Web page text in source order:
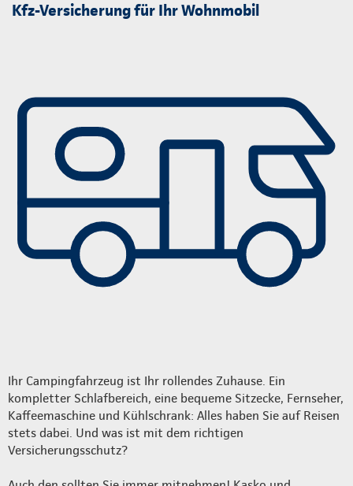
Kfz-Versicherung für Ihr Wohnmobil
Ihr Campingfahrzeug ist Ihr rollendes Zuhause. Ein
kompletter Schlafbereich, eine bequeme Sitzecke, Fernseher,
Kaffeemaschine und Kühlschrank: Alles haben Sie auf Reisen
stets dabei. Und was ist mit dem richtigen
Versicherungsschutz?